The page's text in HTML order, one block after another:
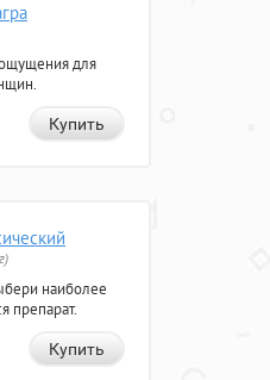
для
Купить
наиболее
препарат.
Купить